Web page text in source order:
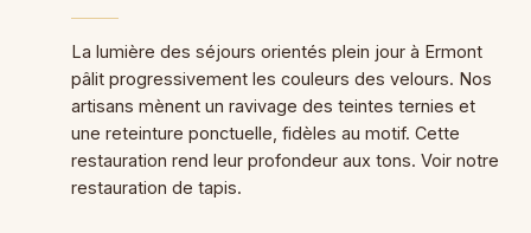
La lumière des séjours orientés plein jour à Ermont
pâlit progressivement les couleurs des velours. Nos
artisans mènent un ravivage des teintes ternies et
une reteinture ponctuelle, fidèles au motif. Cette
restauration rend leur profondeur aux tons. Voir notre
restauration de tapis.